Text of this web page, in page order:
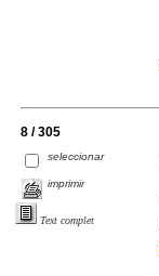
8 / 305
seleccionar
imprimir
Text complet